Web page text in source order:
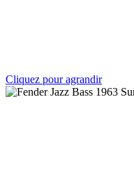
Cliquez pour agrandir